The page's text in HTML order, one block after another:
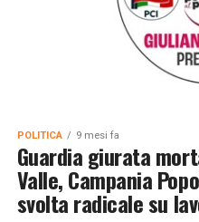
POLITICA 9 mesi fa
Guardia giurata
Valle, Campania
svolta radicale su